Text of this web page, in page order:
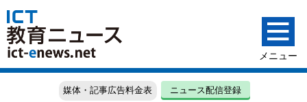
媒体・記事広告料金表 ニュース配信登録